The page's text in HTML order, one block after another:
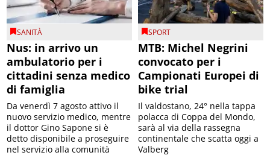
SANITÀ
Nus: in arrivo un
ambulatorio per i
cittadini senza medico
di famiglia
Da venerdì 7 agosto attivo il
nuovo servizio medico, mentre
il dottor Gino Sapone si è
detto disponibile a proseguire
nel servizio alla comunità
SPORT
MTB: Michel Negrini
convocato per i
Campionati Europei di
bike trial
Il valdostano, 24° nella tappa
polacca di Coppa del Mondo,
sarà al via della rassegna
continentale che scatta oggi a
Valberg